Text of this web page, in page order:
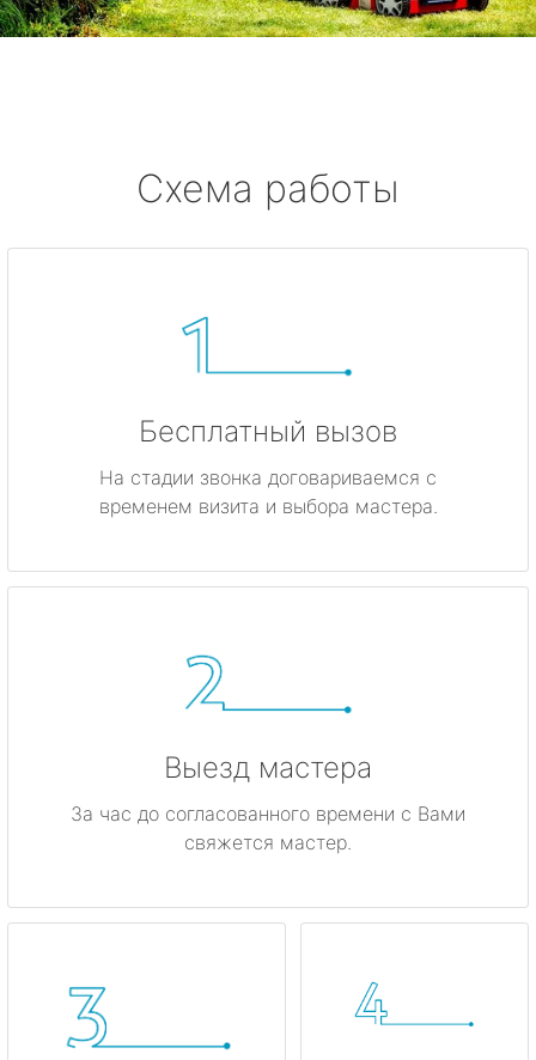
Схема работы
Бесплатный вызов
На стадии звонка договариваемся с
временем визита и выбора мастера.
Выезд мастера
За час до согласованного времени с Вами
свяжется мастер.